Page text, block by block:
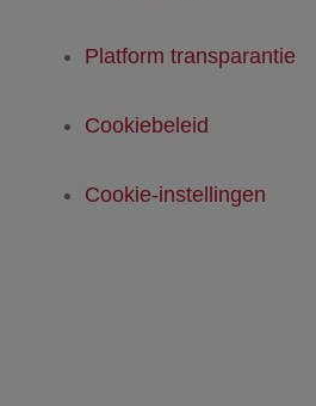
Platform transparantie
Cookiebeleid
Cookie-instellingen